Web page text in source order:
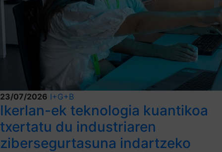
23/07/2026 I+G+B
Ikerlan-ek teknologia kuantikoa
txertatu du industriaren
zibersegurtasuna indartzeko